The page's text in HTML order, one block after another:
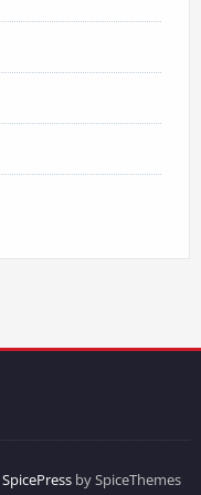
SpicePressby SpiceThemes